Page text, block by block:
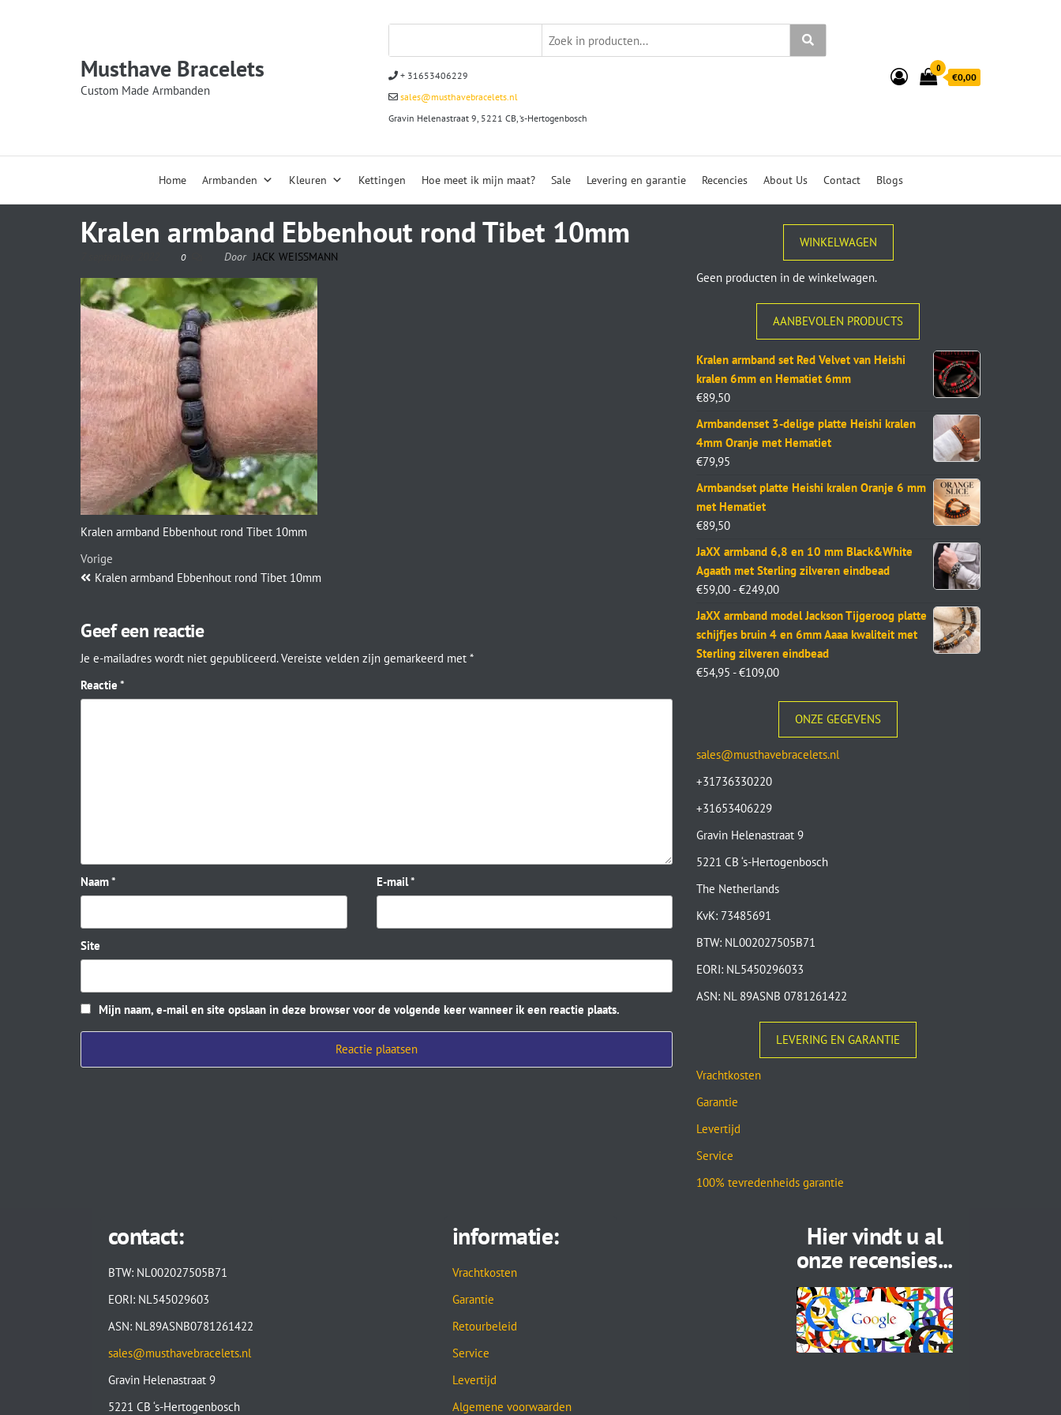
Musthave Bracelets
Custom Made Armbanden
+ 31653406229
sales@musthavebracelets.nl
Gravin Helenastraat 9, 5221 CB, ‘s-Hertogenbosch
0
€0,00
Home Armbanden Kleuren Kettingen Hoe meet ik mijn maat? Sale Levering en garantie Recencies About Us Contact Blogs
Kralen armband Ebbenhout rond Tibet 10mm
0 Door JACK WEISSMANN
Kralen armband Ebbenhout rond Tibet 10mm
Vorige
Kralen armband Ebbenhout rond Tibet 10mm
Geef een reactie
Je e-mailadres wordt niet gepubliceerd. Vereiste velden zijn gemarkeerd met *
Reactie *
Naam* E-mail*
Site
Mijn naam, e-mail en site opslaan in deze browser voor de volgende keer wanneer ik een reactie plaats.
WINKELWAGEN
Geen producten in de winkelwagen.
AANBEVOLEN PRODUCTS
Kralen armband set Red Velvet van Heishi
kralen 6mm en Hematiet 6mm
€89,50
Armbandenset 3-delige platte Heishi kralen
4mm Oranje met Hematiet
€79,95
Armbandset platte Heishi kralen Oranje 6 mm
met Hematiet
€89,50
JaXX armband 6,8 en 10 mm Black&White
Agaath met Sterling zilveren eindbead
€59,00 - €249,00
JaXX armband model Jackson Tijgeroog platte
schijfjes bruin 4 en 6mm Aaaa kwaliteit met
Sterling zilveren eindbead
€54,95 - €109,00
ONZE GEGEVENS
sales@musthavebracelets.nl
+31736330220
+31653406229
Gravin Helenastraat 9
5221 CB ‘s-Hertogenbosch
The Netherlands
KvK: 73485691
BTW: NL002027505B71
EORI: NL5450296033
ASN: NL 89ASNB 0781261422
LEVERING EN GARANTIE
Vrachtkosten
Garantie
Levertijd
Service
100% tevredenheids garantie
contact:
BTW: NL002027505B71
EORI: NL545029603
ASN: NL89ASNB0781261422
sales@musthavebracelets.nl
Gravin Helenastraat 9
5221 CB ‘s-Hertogenbosch
informatie:
Vrachtkosten
Garantie
Retourbeleid
Service
Levertijd
Algemene voorwaarden
Hier vindt u al
onze recensies...